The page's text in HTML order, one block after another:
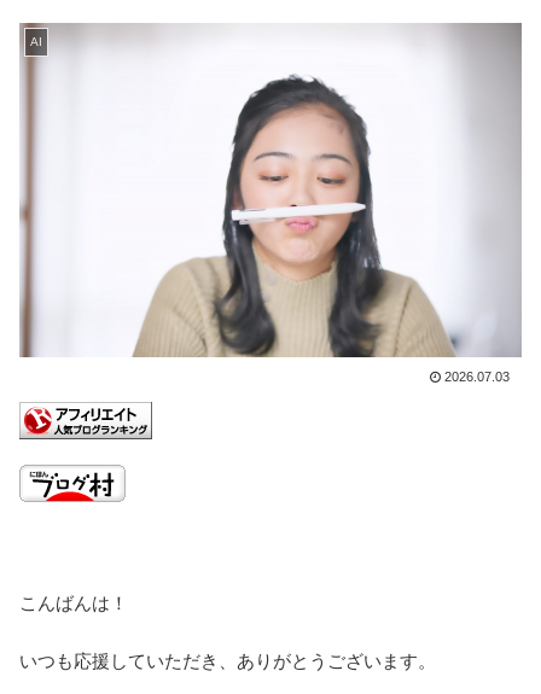
AI
2026.07.03
こんばんは！
いつも応援していただき、ありがとうございます。